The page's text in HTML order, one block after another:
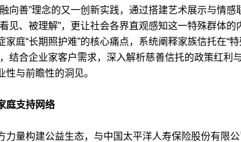
向善”理念的又一创新实践，通过搭建艺术展示与情感
见、被理解”，更让社会各界直观感知这一特殊群体的
庭“长期照护难”的核心痛点，系统阐释家族信托在“
结合企业家客户需求，深入解析慈善信托的政策红利
与前瞻性的洞见。
庭支持网络
量构建公益生态，与中国太平洋人寿保险股份有限公